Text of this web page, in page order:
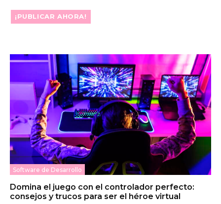
¡PUBLICAR AHORA!
Software de Desarrollo
Domina el juego con el controlador perfecto:
consejos y trucos para ser el héroe virtual